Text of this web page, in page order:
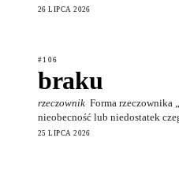
26 LIPCA 2026
#106
braku
rzeczownik Forma rzeczownika
nieobecność lub niedostatek
25 LIPCA 2026